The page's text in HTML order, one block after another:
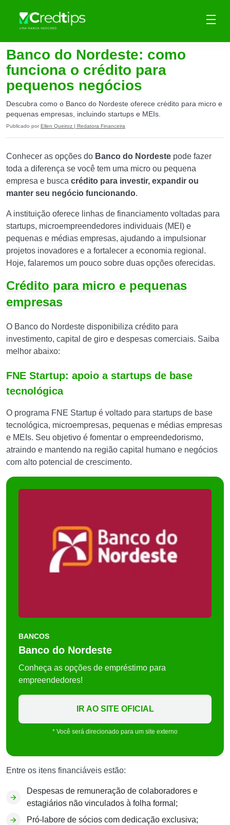
Banco do Nordeste: como
funciona o crédito para
pequenos negócios
Descubra como o Banco do Nordeste oferece crédito para micro e
pequenas empresas, incluindo startups e MEIs.
Publicado por Ellen Queiroz | Redatora Financeira
Conhecer as opções do Banco do Nordeste pode fazer
toda a diferença se você tem uma micro ou pequena
empresa e busca crédito para investir, expandir ou
manter seu negócio funcionando.
A instituição oferece linhas de financiamento voltadas para
startups, microempreendedores individuais (MEI) e
pequenas e médias empresas, ajudando a impulsionar
projetos inovadores e a fortalecer a economia regional.
Hoje, falaremos um pouco sobre duas opções oferecidas.
Crédito para micro e pequenas
empresas
O Banco do Nordeste disponibiliza crédito para
investimento, capital de giro e despesas comerciais. Saiba
melhor abaixo:
FNE Startup: apoio a startups de base
tecnológica
O programa FNE Startup é voltado para startups de base
tecnológica, microempresas, pequenas e médias empresas
e MEIs. Seu objetivo é fomentar o empreendedorismo,
atraindo e mantendo na região capital humano e negócios
com alto potencial de crescimento.
BANCOS
Banco do Nordeste
Conheça as opções de empréstimo para
empreendedores!
IR AO SITE OFICIAL
* Você será direcionado para um site externo
Entre os itens financiáveis estão:
Despesas de remuneração de colaboradores e
estagiários não vinculados à folha formal;
Pró-labore de sócios com dedicação exclusiva;